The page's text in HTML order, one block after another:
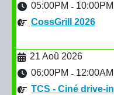
05:00PM - 10:00PM
CossGrill 2026
21 Aoû 2026
06:00PM - 12:00AM
TCS - Ciné drive-in